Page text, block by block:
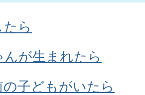
ら
んが生まれたら
子どもがいたら